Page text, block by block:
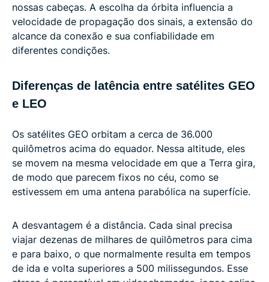
nossas cabeças. A escolha da órbita influencia a
velocidade de propagação dos sinais, a extensão do
alcance da conexão e sua confiabilidade em
diferentes condições.
Diferenças de latência entre satélites GEO
e LEO
Os satélites GEO orbitam a cerca de 36.000
quilômetros acima do equador. Nessa altitude, eles
se movem na mesma velocidade em que a Terra gira,
de modo que parecem fixos no céu, como se
estivessem em uma antena parabólica na superfície.
A desvantagem é a distância. Cada sinal precisa
viajar dezenas de milhares de quilômetros para cima
e para baixo, o que normalmente resulta em tempos
de ida e volta superiores a 500 milissegundos. Esse